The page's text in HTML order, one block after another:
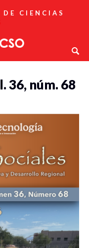
CIENCIAS
36, núm. 68